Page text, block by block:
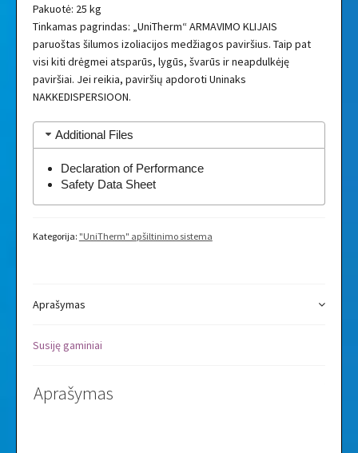
Pakuotė: 25 kg
Tinkamas pagrindas: „UniTherm“ ARMAVIMO KLIJAIS
paruoštas šilumos izoliacijos medžiagos paviršius. Taip pat
visi kiti drėgmei atsparūs, lygūs, švarūs ir neapdulkėję
paviršiai. Jei reikia, paviršių apdoroti Uninaks
NAKKEDISPERSIOON.
Additional Files
Declaration of Performance
Safety Data Sheet
Kategorija: "UniTherm" apšiltinimo sistema
Aprašymas
Susiję gaminiai
Aprašymas